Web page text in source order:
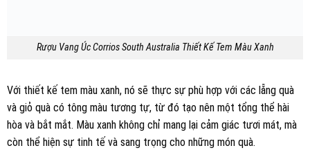
Rượu Vang Úc Corrios South Australia Thiết Kế Tem Màu Xanh
Với thiết kế tem màu xanh, nó sẽ thực sự phù hợp với các lẵng quà
và giỏ quà có tông màu tương tự, từ đó tạo nên một tổng thể hài
hòa và bắt mắt. Màu xanh không chỉ mang lại cảm giác tươi mát, mà
còn thể hiện sự tinh tế và sang trọng cho những món quà.